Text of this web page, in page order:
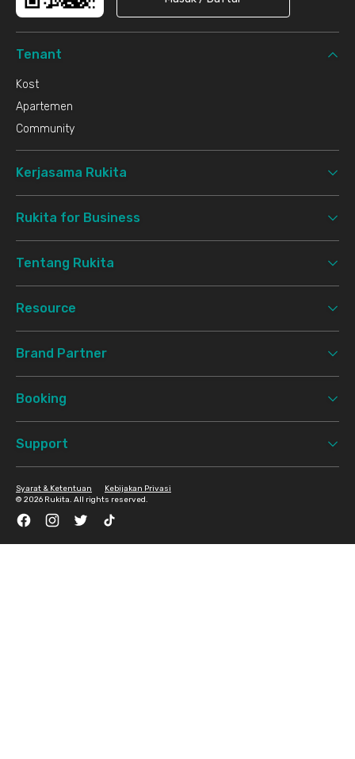
Tenant
Kost
Apartemen
Community
Kerjasama Rukita
Rukita for Business
Tentang Rukita
Resource
Brand Partner
Booking
Support
© 2026 Rukita. All rights reserved.
Syarat & Ketentuan Kebijakan Privasi
FacebookInstagramTwitter TikTok